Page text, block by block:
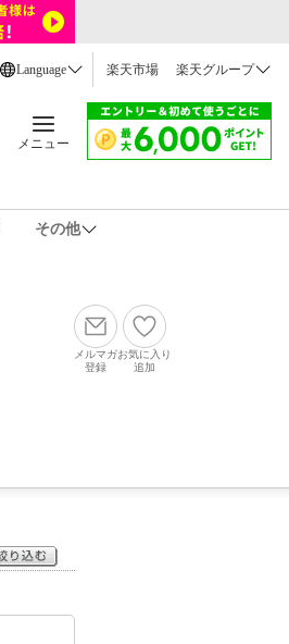
Language 楽天市場 楽天グループ
メニュー
その他
メルマガ
登録
お気に入り
追加